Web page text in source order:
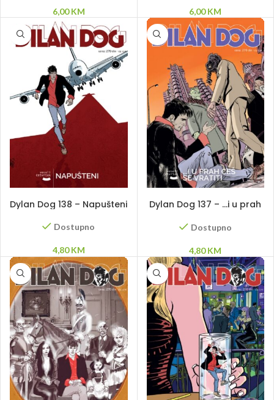
6,00KM 6,00KM
Dylan Dog 138 – Napušteni
Dostupno
4,80KM
Dylan Dog 137 – …i u prah
ćeš se vratiti
Dostupno
4,80KM